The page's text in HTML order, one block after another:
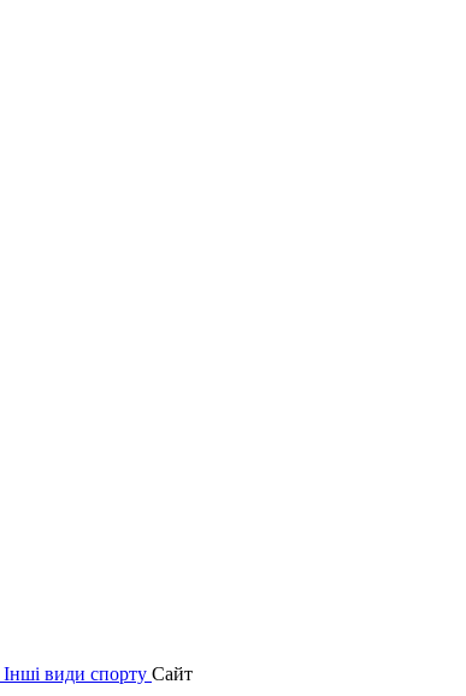
Інші види спорту Сайт